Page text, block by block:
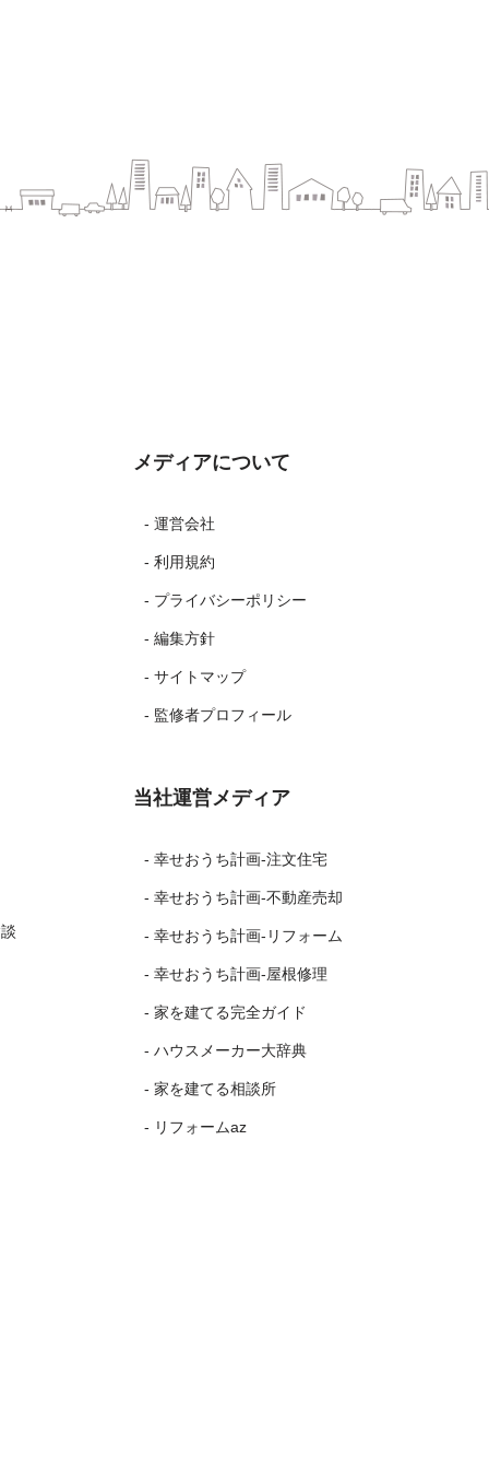
メディアについて
- 運営会社
- 利用規約
- プライバシーポリシー
- 編集方針
- サイトマップ
- 監修者プロフィール
当社運営メディア
- 幸せおうち計画-注文住宅
- 幸せおうち計画-不動産売却
- 幸せおうち計画-リフォーム
- 幸せおうち計画-屋根修理
- 家を建てる完全ガイド
- ハウスメーカー大辞典
- 家を建てる相談所
- リフォームaz